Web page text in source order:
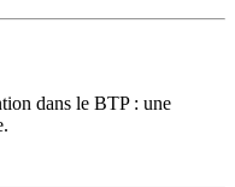
dans le BTP : une